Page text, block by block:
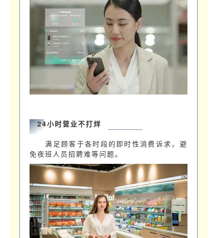
24小时营业不打烊
满足顾客于各时段的即时性消费诉求，避
免夜班人员招聘难等问题。